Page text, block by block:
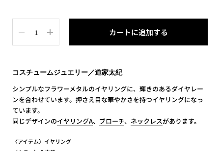
カートに追加する
コスチュームジュエリー／道家太紀
シンプルなフラワーメタルのイヤリングに、輝きのあるダイヤレー
ンを合わせています。押さえ目な華やかさを持つイヤリングになっ
ています。
同じデザインのイヤリングA、 ブローチ、 ネックレスがあります。
〈アイテム〉イヤリング